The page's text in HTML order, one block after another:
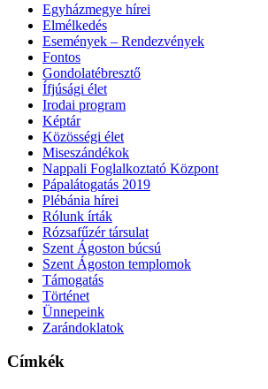
Egyházmegye hírei
Elmélkedés
Események – Rendezvények
Fontos
Gondolatébresztő
Ífjúsági élet
Irodai program
Képtár
Közösségi élet
Miseszándékok
Nappali Foglalkoztató Központ
Pápalátogatás 2019
Plébánia hírei
Rólunk írták
Rózsafűzér társulat
Szent Ágoston búcsú
Szent Ágoston templomok
Támogatás
Történet
Ünnepeink
Zarándoklatok
Címkék